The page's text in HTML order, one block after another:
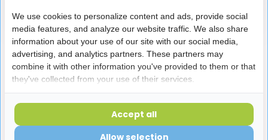
Onderwerpen:
aften (1)
biologisch (1)
duurzaam (2)
oral-b (1)
We use cookies to personalize content and ads, provide social
media features, and analyze our website traffic. We also share
information about your use of our site with our social media,
advertising, and analytics partners. These partners may
combine it with other information you've provided to them or that
they've collected from your use of their services.
Allow selection
Accept all